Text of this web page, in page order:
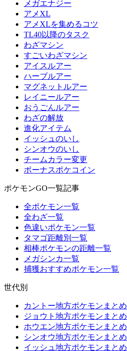
メガエナジー
アメXL
アメXLを集めるコツ
TL40以降のタスク
わざマシン
すごいわざマシン
アイスルアー
ハーブルアー
マグネットルアー
レイニールアー
おうごんルアー
わざの解放
進化アイテム
イッシュのいし
シンオウのいし
チームカラー変更
ボーナスポケコイン
ポケモンGO一覧記事
全ポケモン一覧
全わざ一覧
色違いポケモン一覧
タマゴ距離別一覧
相棒ポケモンの距離一覧
メガシンカ一覧
捕獲おすすめポケモン一覧
世代別
カントー地方ポケモンまとめ
ジョウト地方ポケモンまとめ
ホウエン地方ポケモンまとめ
シンオウ地方ポケモンまとめ
イッシュ地方ポケモンまとめ